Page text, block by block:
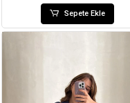
Sepete Ekle